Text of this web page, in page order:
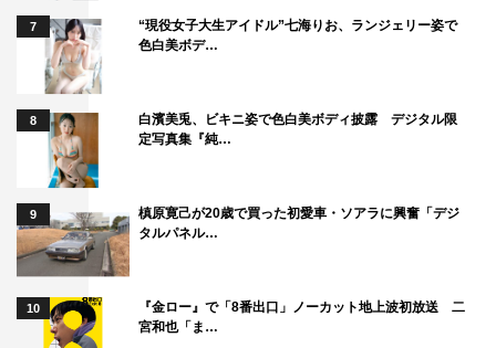
7
“現役女子大生アイドル”七海りお、ランジェリー姿で
色白美ボデ…
8
白濱美兎、ビキニ姿で色白美ボディ披露 デジタル限
定写真集『純…
9
槙原寛己が20歳で買った初愛車・ソアラに興奮「デジ
タルパネル…
10
『金ロー』で「8番出口」ノーカット地上波初放送 二
宮和也「ま…